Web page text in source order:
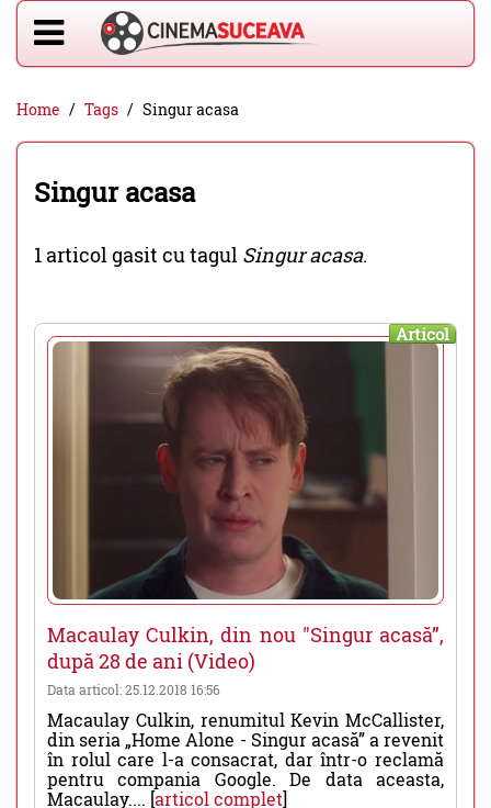
Home Tags Singur acasa
Singur acasa
1 articol gasit cu tagul Singur acasa.
Articol
Macaulay Culkin, din nou "Singur acasă”,
după 28 de ani (Video)
Data articol: 25.12.2018 16:56
Macaulay Culkin, renumitul Kevin McCallister,
din seria „Home Alone - Singur acasă” a revenit
în rolul care l-a consacrat, dar într-o reclamă
pentru compania Google. De data aceasta,
Macaulay.... [articol complet]